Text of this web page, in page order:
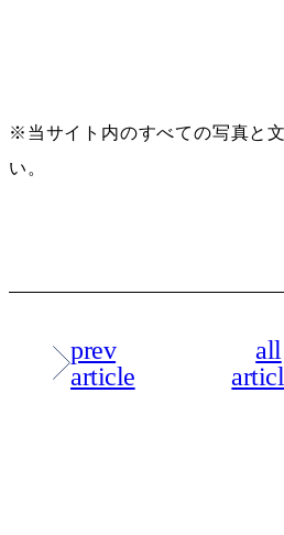
※当サイト内のすべての写真と
い。
prev
article
all